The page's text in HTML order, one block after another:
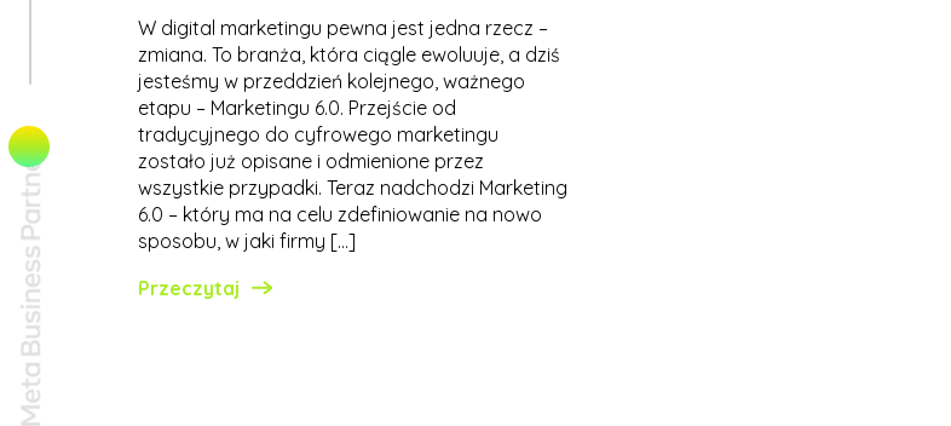
W digital marketingu pewna jest jedna rzecz –
zmiana. To branża, która ciągle ewoluuje, a dziś
jesteśmy w przeddzień kolejnego, ważnego
etapu – Marketingu 6.0. Przejście od
tradycyjnego do cyfrowego marketingu
zostało już opisane i odmienione przez
wszystkie przypadki. Teraz nadchodzi Marketing
6.0 – który ma na celu zdefiniowanie na nowo
sposobu, w jaki firmy […]
Przeczytaj